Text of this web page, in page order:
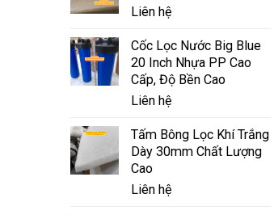
Liên hệ
Cốc Lọc Nước Big Blue
20 Inch Nhựa PP Cao
Cấp, Độ Bền Cao
Liên hệ
Tấm Bông Lọc Khí Trắng
Dày 30mm Chất Lượng
Cao
Liên hệ